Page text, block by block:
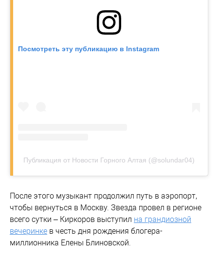
Посмотреть эту публикацию в Instagram
Публикация от Новости Горного Алтая (@solundar04)
После этого музыкант продолжил путь в аэропорт,
чтобы вернуться в Москву. Звезда провел в регионе
всего сутки – Киркоров выступил на грандиозной
вечеринке в честь дня рождения блогера-
миллионника Елены Блиновской.